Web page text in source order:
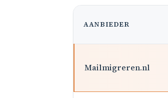
AANBIEDER
Mailmigreren.nl